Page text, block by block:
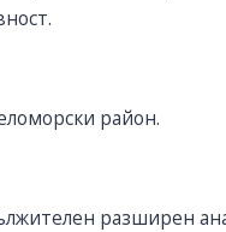
район.
разширен